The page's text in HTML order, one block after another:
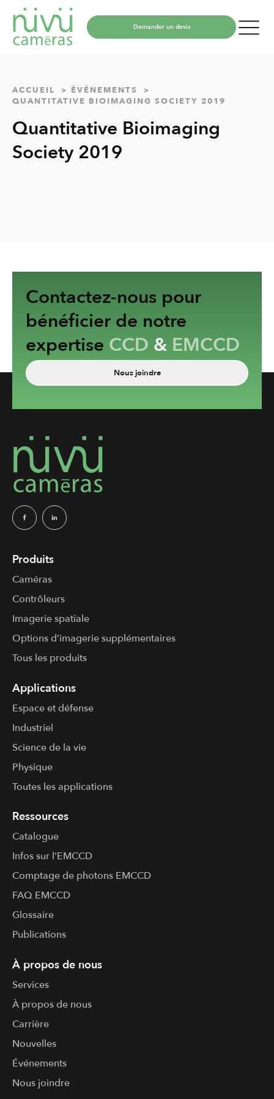
Demander un devis
ACCUEIL
ÉVÉNEMENTS
QUANTITATIVE BIOIMAGING SOCIETY 2019
Quantitative Bioimaging
Society 2019
Contactez-nous pour
bénéficier de notre
expertise CCD & EMCCD
Nous joindre
Produits
Caméras
Contrôleurs
Imagerie spatiale
Options d’imagerie supplémentaires
Tous les produits
Applications
Espace et défense
Industriel
Science de la vie
Physique
Toutes les applications
Ressources
Catalogue
Infos sur l'​EMCCD
Comptage de photons EMCCD
FAQ EMCCD
Glossaire
Publications
À propos de nous
Services
À propos de nous
Carrière
Nouvelles
Événements
Nous joindre